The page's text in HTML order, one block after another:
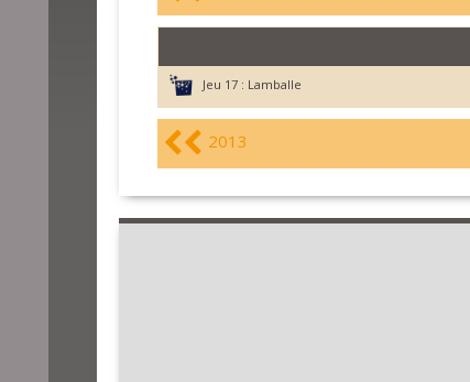
Jeu 17 : Lamballe
2013